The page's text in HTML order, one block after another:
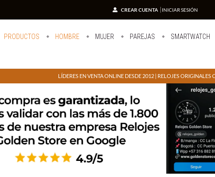
CREAR CUENTA INICIAR SESIÓN
PRODUCTOS HOMBRE MUJER PAREJAS SMARTWATCH
LÍDERES EN VENTA ONLINE DESDE 2012 | RELOJES ORIGINALES